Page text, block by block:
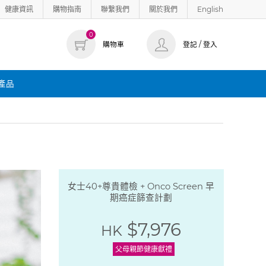
健康資訊 購物指南 聯繫我們 關於我們 English
0
購物車 登記 / 登入
品
女士40+尊貴體檢 + Onco Screen 早
期癌症篩查計劃
HK $7,976
父母親節健康獻禮